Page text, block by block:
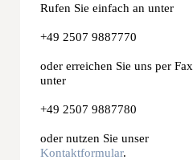
Rufen Sie einfach an unter
+49 2507 9887770
oder erreichen Sie uns per Fax
unter
+49 2507 9887780
oder nutzen Sie unser
Kontaktformular.